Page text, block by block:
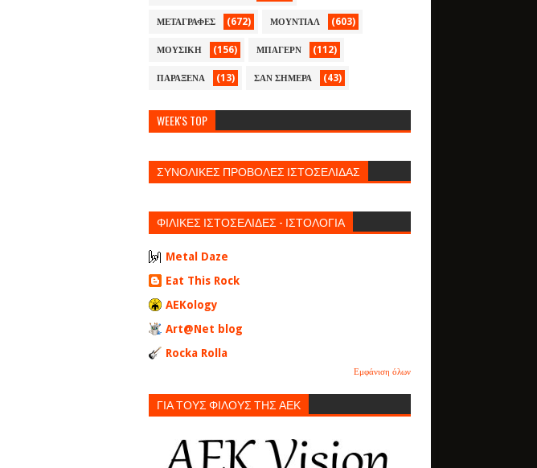
ΜΕΤΑΓΡΑΦΕΣ (672) ΜΟΥΝΤΙΑΛ (603)
ΜΟΥΣΙΚΗ (156) ΜΠΑΓΕΡΝ (112)
ΠΑΡΑΞΕΝΑ (13) ΣΑΝ ΣΗΜΕΡΑ (43)
WEEK'S TOP
ΣΥΝΟΛΙΚΕΣ ΠΡΟΒΟΛΕΣ ΙΣΤΟΣΕΛΙΔΑΣ
ΦΙΛΙΚΕΣ ΙΣΤΟΣΕΛΙΔΕΣ - ΙΣΤΟΛΟΓΙΑ
Metal Daze
Eat This Rock
AEKology
Art@Net blog
Rocka Rolla
Εμφάνιση όλων
ΓΙΑ ΤΟΥΣ ΦΙΛΟΥΣ ΤΗΣ ΑΕΚ